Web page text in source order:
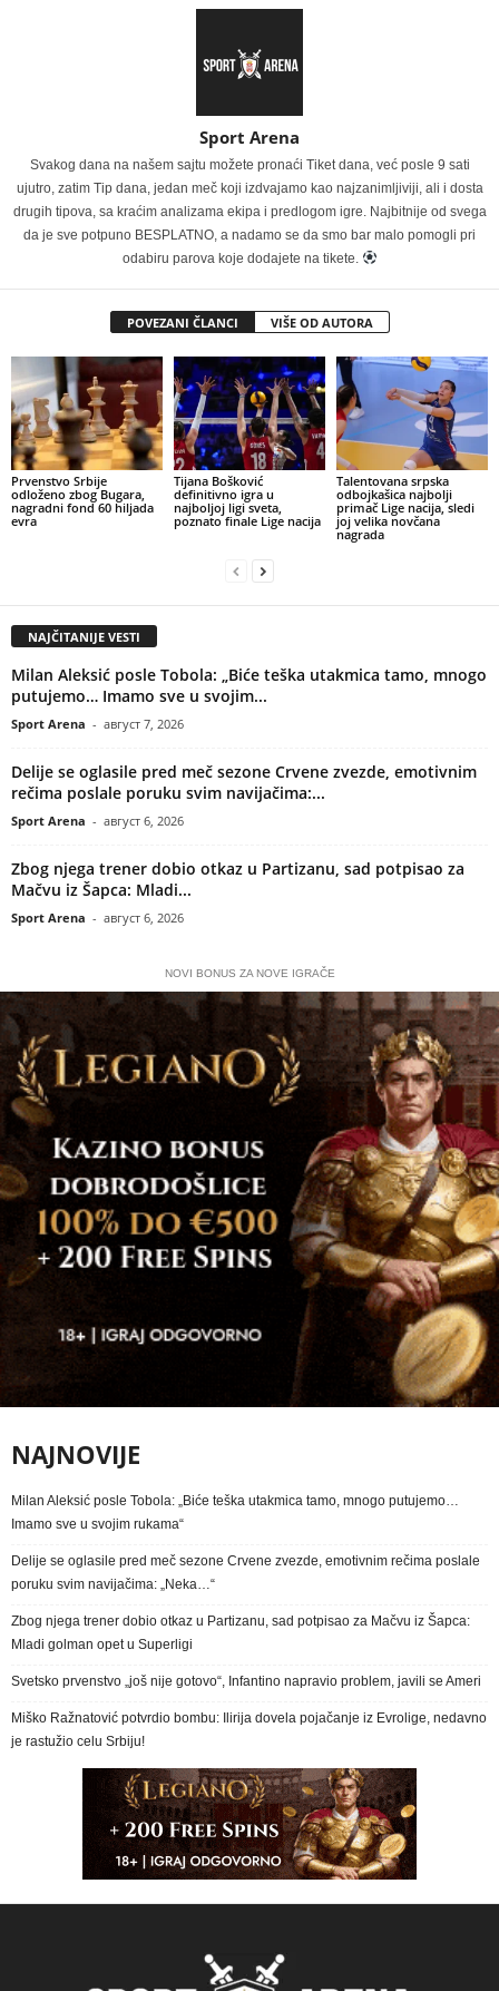
Sport Arena
Svakog dana na našem sajtu možete pronaći Tiket dana, već posle 9 sati
ujutro, zatim Tip dana, jedan meč koji izdvajamo kao najzanimljiviji, ali i dosta
drugih tipova, sa kraćim analizama ekipa i predlogom igre. Najbitnije od svega
da je sve potpuno BESPLATNO, a nadamo se da smo bar malo pomogli pri
odabiru parova koje dodajete na tikete.
POVEZANI ČLANCI VIŠE OD AUTORA
Prvenstvo Srbije
odloženo zbog Bugara,
nagradni fond 60 hiljada
evra
Tijana Bošković
definitivno igra u
najboljoj ligi sveta,
poznato finale Lige nacija
Talentovana srpska
odbojkašica najbolji
primač Lige nacija, sledi
joj velika novčana
nagrada
NAJČITANIJE VESTI
Milan Aleksić posle Tobola: „Biće teška utakmica tamo, mnogo
putujemo… Imamo sve u svojim...
Sport Arena - август 7, 2026
Delije se oglasile pred meč sezone Crvene zvezde, emotivnim
rečima poslale poruku svim navijačima:...
Sport Arena - август 6, 2026
Zbog njega trener dobio otkaz u Partizanu, sad potpisao za
Mačvu iz Šapca: Mladi...
Sport Arena - август 6, 2026
NOVI BONUS ZA NOVE IGRAČE
NAJNOVIJE
Milan Aleksić posle Tobola: „Biće teška utakmica tamo, mnogo putujemo…
Imamo sve u svojim rukama“
Delije se oglasile pred meč sezone Crvene zvezde, emotivnim rečima poslale
poruku svim navijačima: „Neka…“
Zbog njega trener dobio otkaz u Partizanu, sad potpisao za Mačvu iz Šapca:
Mladi golman opet u Superligi
Svetsko prvenstvo „još nije gotovo“, Infantino napravio problem, javili se Ameri
Miško Ražnatović potvrdio bombu: Ilirija dovela pojačanje iz Evrolige, nedavno
je rastužio celu Srbiju!